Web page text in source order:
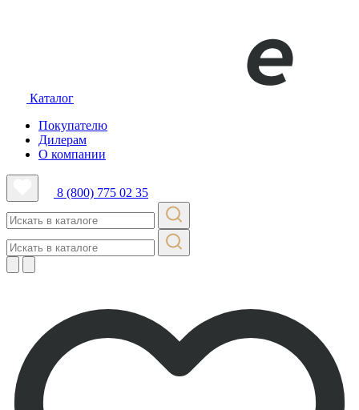
Каталог
Покупателю
Дилерам
О компании
8 (800) 775 02 35